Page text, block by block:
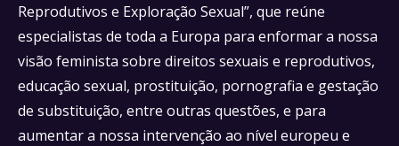
Reprodutivos e Exploração Sexual”, que reúne
especialistas de toda a Europa para enformar a nossa
visão feminista sobre direitos sexuais e reprodutivos,
educação sexual, prostituição, pornografia e gestação
de substituição, entre outras questões, e para
aumentar a nossa intervenção ao nível europeu e